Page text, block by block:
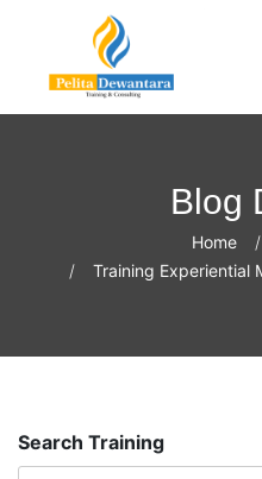
Blog
Home
Training Experiential
Search Training